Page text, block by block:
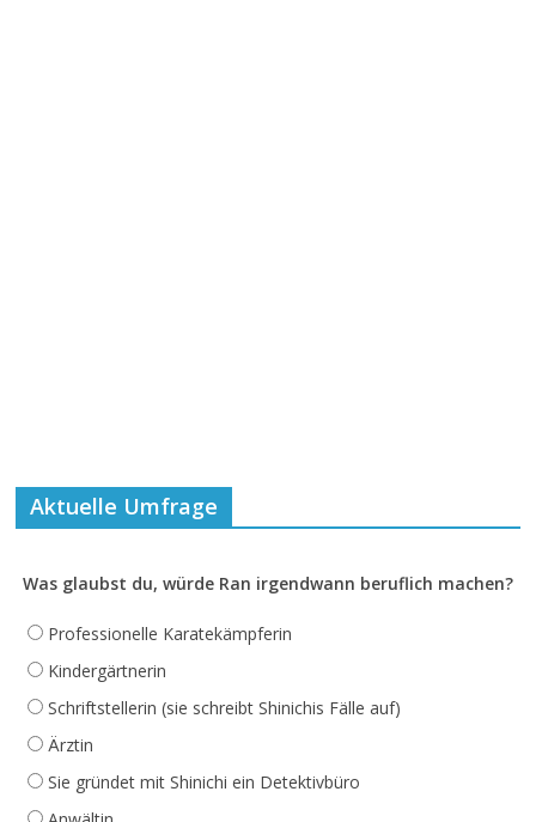
Aktuelle Umfrage
Was glaubst du, würde Ran irgendwann beruflich machen?
Professionelle Karatekämpferin
Kindergärtnerin
Schriftstellerin (sie schreibt Shinichis Fälle auf)
Ärztin
Sie gründet mit Shinichi ein Detektivbüro